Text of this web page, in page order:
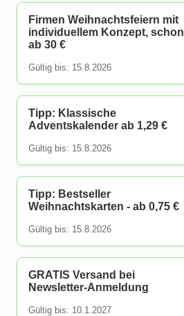
Firmen Weihnachtsfeiern mit
individuellem Konzept, schon
ab 30 €
Gültig bis: 15.8.2026
Tipp: Klassische
Adventskalender ab 1,29 €
Gültig bis: 15.8.2026
Tipp: Bestseller
Weihnachtskarten - ab 0,75 €
Gültig bis: 15.8.2026
GRATIS Versand bei
Newsletter-Anmeldung
Gültig bis: 10.1.2027